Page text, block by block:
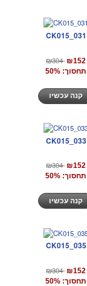
CK015_031
₪304 ₪152
תחסוך: 50%
CK015_033
₪304 ₪152
תחסוך: 50%
CK015_035
₪304 ₪152
תחסוך: 50%